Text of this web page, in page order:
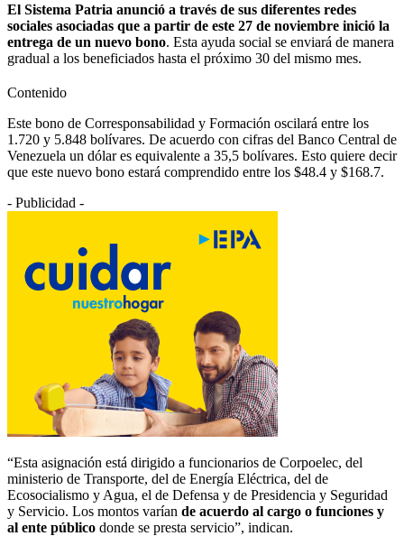
El Sistema Patria anunció a través de sus diferentes redes
sociales asociadas que a partir de este 27 de noviembre inició la
entrega de un nuevo bono. Esta ayuda social se enviará de manera
gradual a los beneficiados hasta el próximo 30 del mismo mes.
Contenido
Este bono de Corresponsabilidad y Formación oscilará entre los
1.720 y 5.848 bolívares. De acuerdo con cifras del Banco Central de
Venezuela un dólar es equivalente a 35,5 bolívares. Esto quiere decir
que este nuevo bono estará comprendido entre los $48.4 y $168.7.
- Publicidad -
“Esta asignación está dirigido a funcionarios de Corpoelec, del
ministerio de Transporte, del de Energía Eléctrica, del de
Ecosocialismo y Agua, el de Defensa y de Presidencia y Seguridad
y Servicio. Los montos varían de acuerdo al cargo o funciones y
al ente público donde se presta servicio”, indican.